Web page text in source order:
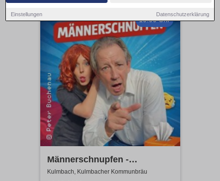
Einstellungen Datenschutzerklärung
19:00 Uhr
Männerschnupfen -
Buchenau Comedy Tour
Kulmbach, Kulmbacher Kommunbräu